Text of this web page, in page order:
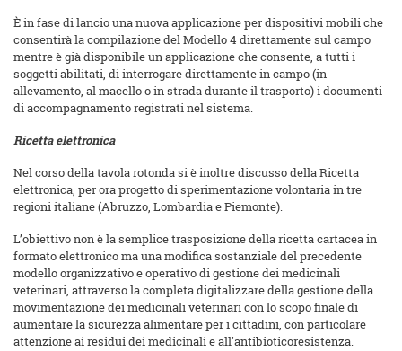
È in fase di lancio una nuova applicazione per dispositivi mobili che
consentirà la compilazione del Modello 4 direttamente sul campo
mentre è già disponibile un applicazione che consente, a tutti i
soggetti abilitati, di interrogare direttamente in campo (in
allevamento, al macello o in strada durante il trasporto) i documenti
di accompagnamento registrati nel sistema.
Ricetta elettronica
Nel corso della tavola rotonda si è inoltre discusso della Ricetta
elettronica, per ora progetto di sperimentazione volontaria in tre
regioni italiane (Abruzzo, Lombardia e Piemonte).
L’obiettivo non è la semplice trasposizione della ricetta cartacea in
formato elettronico ma una modifica sostanziale del precedente
modello organizzativo e operativo di gestione dei medicinali
veterinari, attraverso la completa digitalizzare della gestione della
movimentazione dei medicinali veterinari con lo scopo finale di
aumentare la sicurezza alimentare per i cittadini, con particolare
attenzione ai residui dei medicinali e all'antibioticoresistenza.